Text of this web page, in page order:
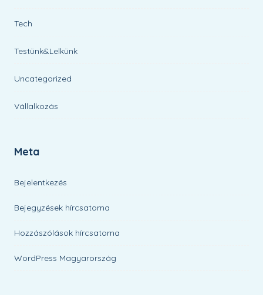
Tech
Testünk&Lelkünk
Uncategorized
Vállalkozás
Meta
Bejelentkezés
Bejegyzések hírcsatorna
Hozzászólások hírcsatorna
WordPress Magyarország